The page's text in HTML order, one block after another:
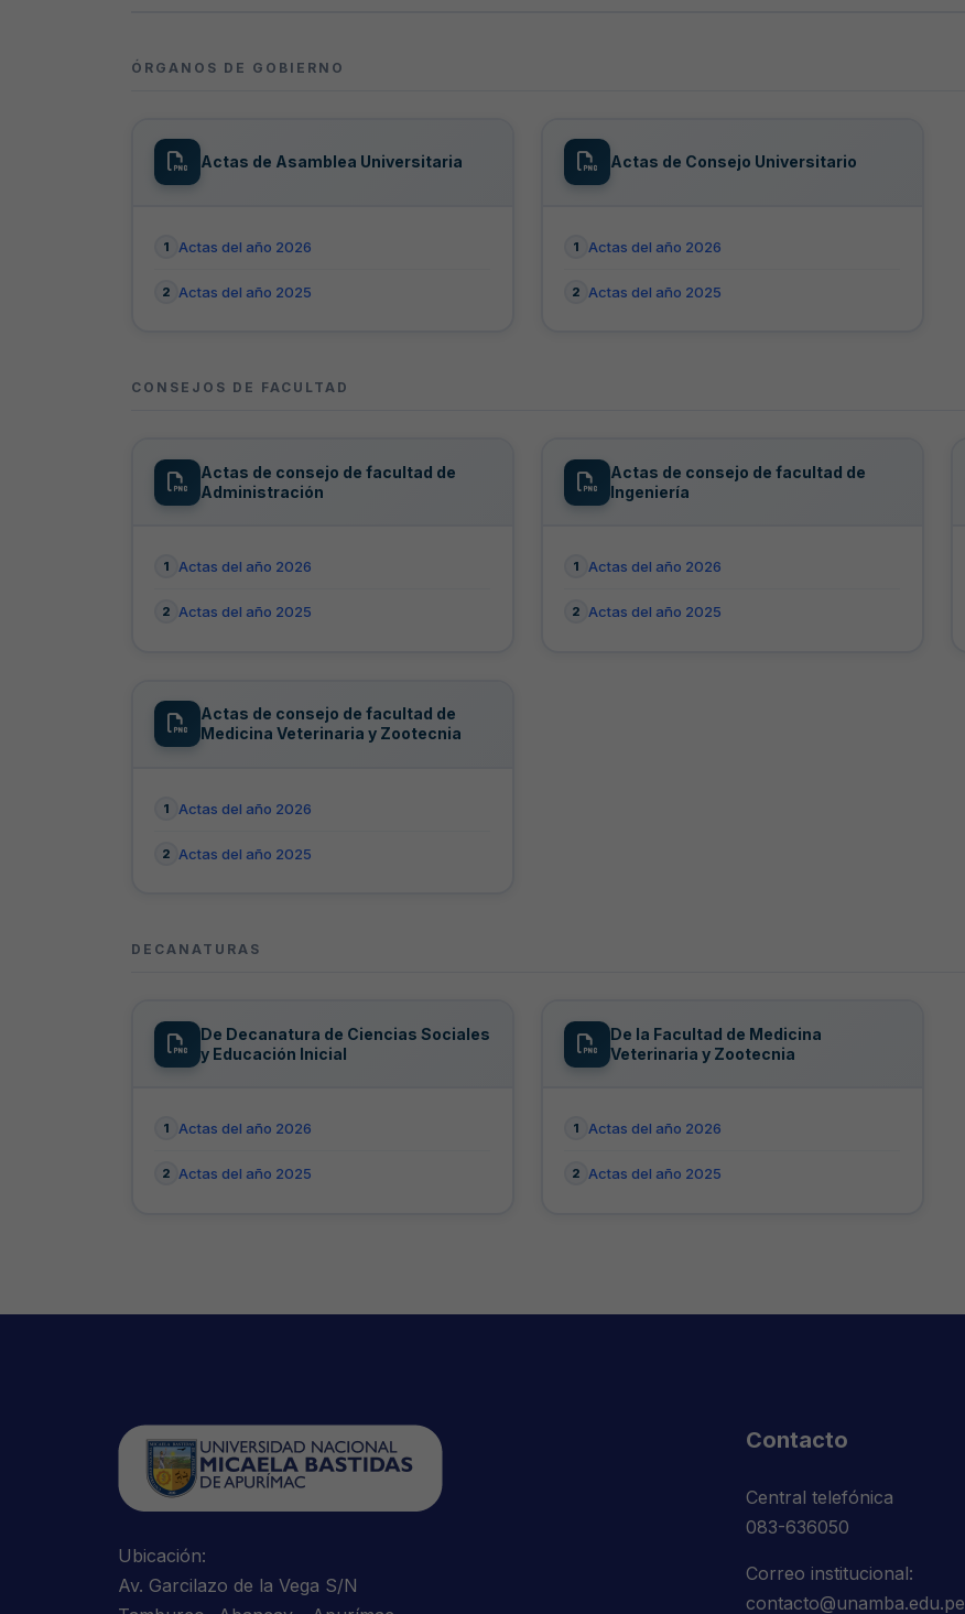
ÓRGANOS DE GOBIERNO
Actas de Asamblea Universitaria
Actas del año 2026
Actas del año 2025
Actas de Consejo Universitario
Actas del año 2026
Actas del año 2025
CONSEJOS DE FACULTAD
Actas de consejo de facultad de
Administración
Actas del año 2026
Actas del año 2025
Actas de consejo de facultad de
Ingeniería
Actas del año 2026
Actas del año 2025
Actas de consejo de facultad de
Medicina Veterinaria y Zootecnia
Actas del año 2026
Actas del año 2025
DECANATURAS
De Decanatura de Ciencias Sociales
y Educación Inicial
Actas del año 2026
Actas del año 2025
De la Facultad de Medicina
Veterinaria y Zootecnia
Actas del año 2026
Actas del año 2025
Ubicación:
Av. Garcilazo de la Vega S/N
Contacto
Central telefónica
083-636050
Correo institucional:
contacto@unamba.edu.pe